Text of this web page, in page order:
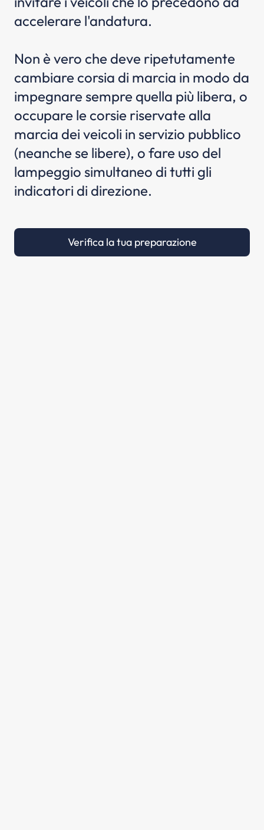
accelerare l'andatura.
Non è vero che deve ripetutamente
cambiare corsia di marcia in modo da
impegnare sempre quella più libera, o
occupare le corsie riservate alla
marcia dei veicoli in servizio pubblico
(neanche se libere), o fare uso del
lampeggio simultaneo di tutti gli
indicatori di direzione.
Verifica la tua preparazione